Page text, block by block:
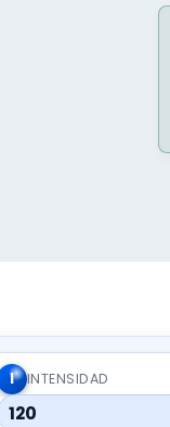
I INTENSIDAD
120